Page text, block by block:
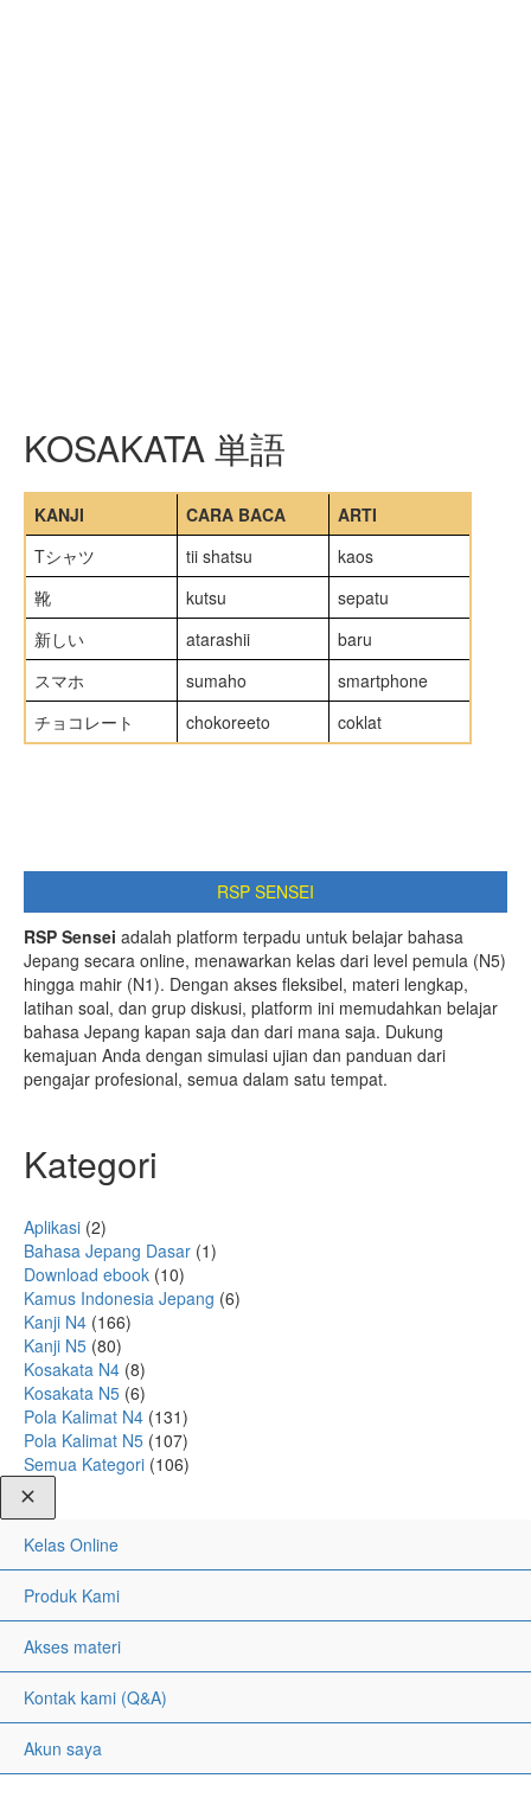
KOSAKATA 単語
KANJI CARA BACA
ARTI
Tシャツ
tii shatsu
kaos
靴
kutsu
sepatu
新しい
atarashii
baru
スマホ
sumaho
smartphone
チョコレート
chokoreeto coklat
RSP SENSEI
RSP Sensei adalah platform terpadu untuk belajar bahasa
Jepang secara online, menawarkan kelas dari level pemula (N5)
hingga mahir (N1). Dengan akses fleksibel, materi lengkap,
latihan soal, dan grup diskusi, platform ini memudahkan belajar
bahasa Jepang kapan saja dan dari mana saja. Dukung
kemajuan Anda dengan simulasi ujian dan panduan dari
pengajar profesional, semua dalam satu tempat.
Kategori
Aplikasi (2)
Bahasa Jepang Dasar (1)
Download ebook (10)
Kamus Indonesia Jepang (6)
Kanji N4 (166)
Kanji N5 (80)
Kosakata N4 (8)
Kosakata N5 (6)
Pola Kalimat N4 (131)
Pola Kalimat N5 (107)
Semua Kategori (106)
Kelas Online
Produk Kami
Akses materi
Kontak kami (Q&A)
Akun saya